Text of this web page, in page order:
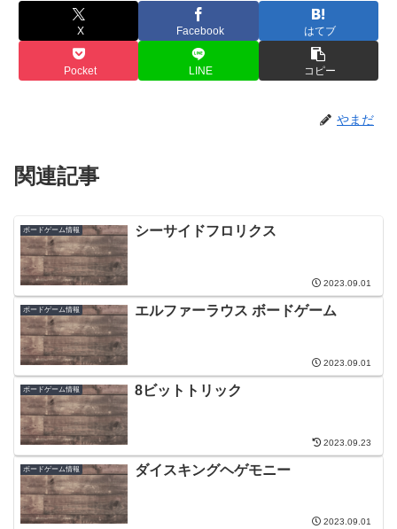
X Facebook はてブ
Pocket LINE コピー
やまだ
関連記事
ボードゲーム情報 シーサイドフロリクス
2023.09.01
ボードゲーム情報 エルファーラウス ボードゲーム
2023.09.01
ボードゲーム情報 8ビットトリック
2023.09.23
ボードゲーム情報 ダイスキングヘゲモニー
2023.09.01